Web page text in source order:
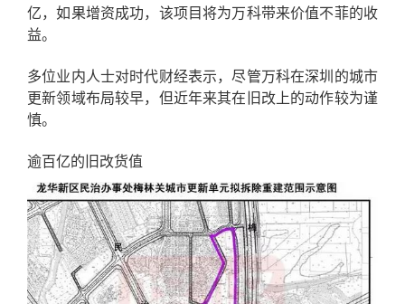
亿，如果增资成功，该项目将为万科带来价值不菲的收
益。
多位业内人士对时代财经表示，尽管万科在深圳的城市
更新领域布局较早，但近年来其在旧改上的动作较为谨
慎。
逾百亿的旧改货值